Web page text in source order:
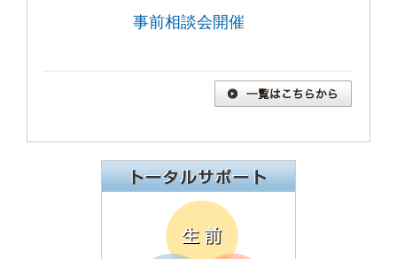
事前相談会開催